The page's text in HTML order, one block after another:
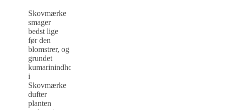
Skovmærke
smager
bedst lige
før den
blomstrer, og
grundet
kumarinindholdet
i
Skovmærke
dufter
planten